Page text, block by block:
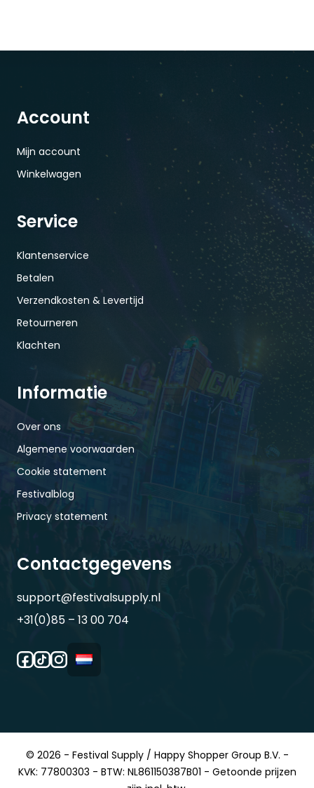
Account
Mijn account
Winkelwagen
Service
Klantenservice
Betalen
Verzendkosten & Levertijd
Retourneren
Klachten
Informatie
Over ons
Algemene voorwaarden
Cookie statement
Festivalblog
Privacy statement
Contactgegevens
support@festivalsupply.nl
+31(0)85 – 13 00 704
© 2026 - Festival Supply / Happy Shopper Group B.V. -
KVK: 77800303 - BTW: NL861150387B01 - Getoonde prijzen